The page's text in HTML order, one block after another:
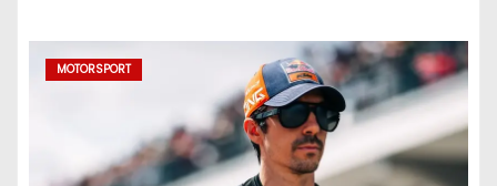
MOTORSPORT